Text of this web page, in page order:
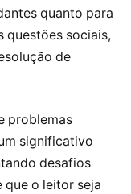
quanto para
questões sociais,
de
problemas
significativo
desafios
que o leitor seja